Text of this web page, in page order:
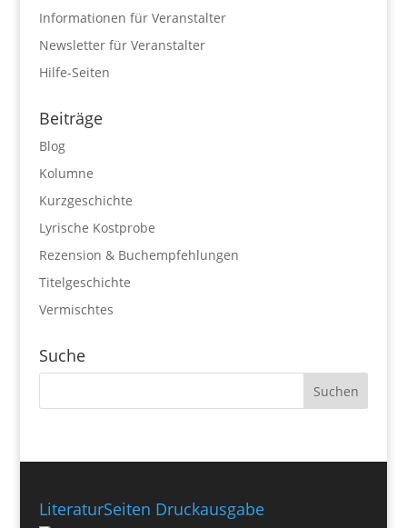
Informationen für Veranstalter
Newsletter für Veranstalter
Hilfe-Seiten
Beiträge
Blog
Kolumne
Kurzgeschichte
Lyrische Kostprobe
Rezension & Buchempfehlungen
Titelgeschichte
Vermischtes
Suche
LiteraturSeiten Druckausgabe